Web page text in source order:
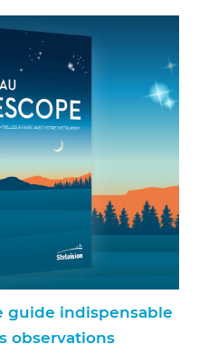
guide indispensable
observations